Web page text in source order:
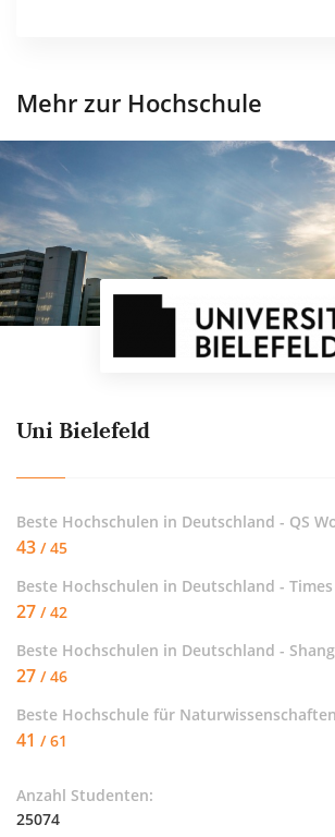
Mehr zur Hochschule
Uni Bielefeld
Beste Hochschulen in Deutschland - QS
43 / 45
Beste Hochschulen in Deutschland -
27 / 42
Beste Hochschulen in Deutschland -
27 / 46
Beste Hochschule für Naturwissenschaften
41 / 61
Anzahl Studenten:
25074